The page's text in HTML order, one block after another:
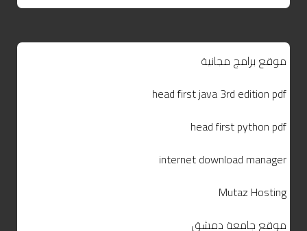
موقع برامج مجانية
head first java 3rd edition pdf
head first python pdf
internet download manager
Mutaz Hosting
موقع جامعة دمشق